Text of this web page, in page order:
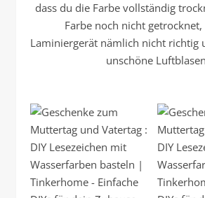
dass du die Farbe vollständig
Farbe noch nicht getrocknet,
Laminiergerät nämlich nicht richtig
unschöne